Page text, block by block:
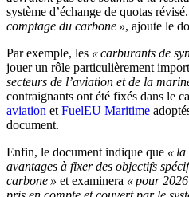
système d’échange de quotas
comptage du carbone », ajoute le
Par exemple, les « carburants de
jouer un rôle particulièrement
secteurs de l’aviation et de la
contraignants ont été fixés dans le
aviation et FuelEU Maritime
document.
Enfin, le document indique que « la
avantages à fixer des objectifs
carbone » et examinera « pour